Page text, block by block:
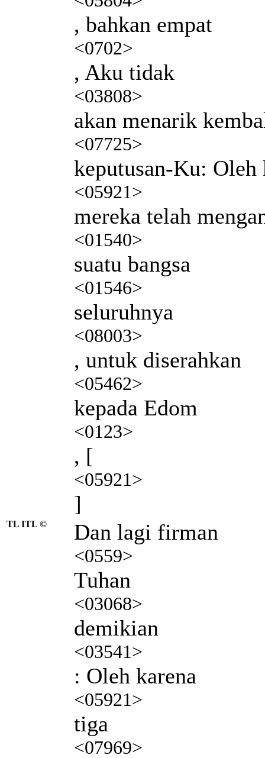
, bahkan empat
<0702>
, Aku tidak
<03808>
akan menarik
<07725>
keputusan-Ku: Oleh
<05921>
mereka telah
<01540>
suatu bangsa
<01546>
seluruhnya
<08003>
, untuk diserahkan
<05462>
kepada Edom
<0123>
, [
<05921>
]
TL ITL © Dan lagi firman
<0559>
Tuhan
<03068>
demikian
<03541>
: Oleh karena
<05921>
tiga
<07969>